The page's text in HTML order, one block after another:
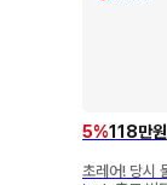
5%118만원
초레어! 당시